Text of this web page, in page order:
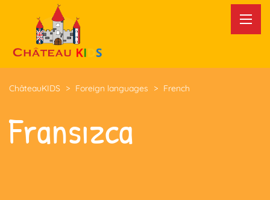
ChâteauKIDS > Foreign languages > French
Fransızca